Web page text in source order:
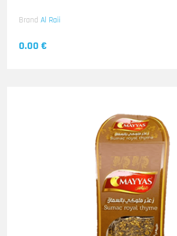
Brand Al Raii
0.00 €